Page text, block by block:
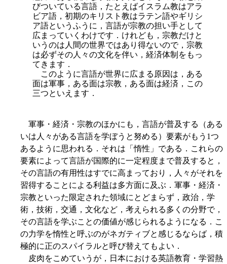
びついている言語，たとえばイスラム教はアラ
ビア語，初期のキリスト教はラテン語やギリシ
ア語というふうに，言語が宗教の担い手として
広まっていくわけです．けれども，宗教だけと
いうのは人間の世界ではあり得ないので，宗教
は必ずその人々の文化を伴い，経済体制をもっ
てきます．
このように言語が世界に広まる原因は，ある
面は軍事，ある面は宗教，ある面は経済，この
三つといえます．
軍事・経済・宗教のほかにも，言語が普及する（ある
いは人々がある言語を学ぼうと努める）要素がもう1つ
あるように思われる．それは「惰性」である．これらの
要素によって言語が国際的に一定程度まで普及すると，
その言語の有用性はすでに高まっており，人々がそれを
習得することによる利益は多方面に及ぶ．軍事・経済・
宗教といった限定された領域にとどまらず，政治，学
術，技術，交通，文化など，考えられる多くの分野で，
その言語を学ぶことの価値が感じられるようになる．こ
の力学を惰性と呼ぶのがネガティブと感じるならば，積
極的に正のスパイラルと呼び替えてもよい．
皮肉をこめていうが，日本における英語教育・学習熱